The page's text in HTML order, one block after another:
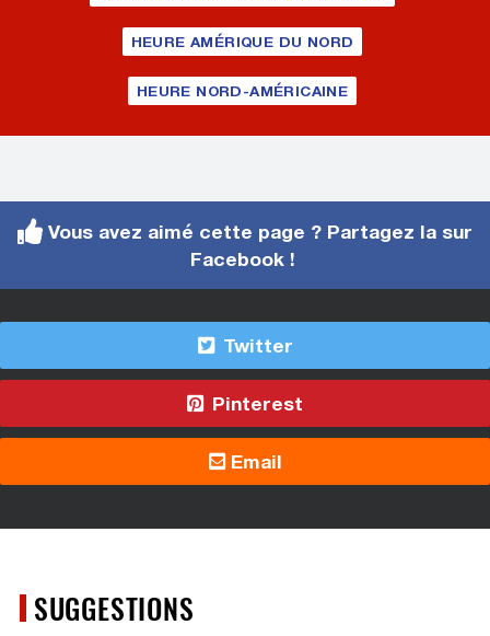
HEURE AMÉRIQUE DU NORD
HEURE NORD-AMÉRICAINE
Vous avez aimé cette page ? Partagez la sur
Facebook !
Twitter
Pinterest
Email
SUGGESTIONS